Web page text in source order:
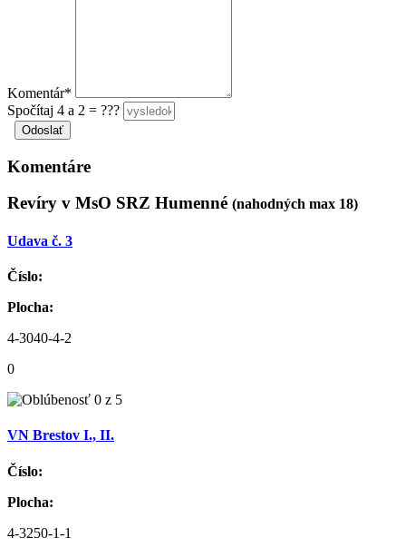
Komentár*
Spočítaj 4 a 2 = ???
Komentáre
Revíry v MsO SRZ Humenné (nahodných max 18)
Udava č. 3
Číslo:
Plocha:
4-3040-4-2
0
VN Brestov I., II.
Číslo:
Plocha:
4-3250-1-1